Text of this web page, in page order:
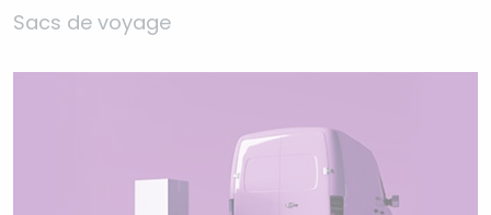
Sacs de voyage